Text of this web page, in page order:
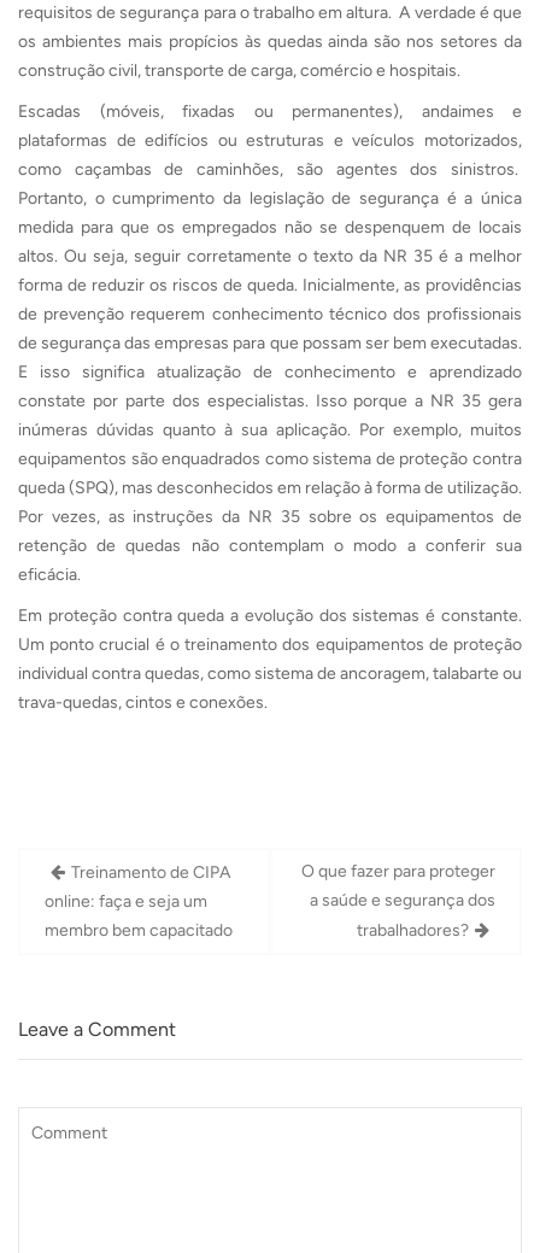
requisitos de segurança para o trabalho em altura. A verdade é que
os ambientes mais propícios às quedas ainda são nos setores da
construção civil, transporte de carga, comércio e hospitais.
Escadas (móveis, fixadas ou permanentes), andaimes e
plataformas de edifícios ou estruturas e veículos motorizados,
como caçambas de caminhões, são agentes dos sinistros.
Portanto, o cumprimento da legislação de segurança é a única
medida para que os empregados não se despenquem de locais
altos. Ou seja, seguir corretamente o texto da NR 35 é a melhor
forma de reduzir os riscos de queda. Inicialmente, as providências
de prevenção requerem conhecimento técnico dos profissionais
de segurança das empresas para que possam ser bem executadas.
E isso significa atualização de conhecimento e aprendizado
constate por parte dos especialistas. Isso porque a NR 35 gera
inúmeras dúvidas quanto à sua aplicação. Por exemplo, muitos
equipamentos são enquadrados como sistema de proteção contra
queda (SPQ), mas desconhecidos em relação à forma de utilização.
Por vezes, as instruções da NR 35 sobre os equipamentos de
retenção de quedas não contemplam o modo a conferir sua
eficácia.
Em proteção contra queda a evolução dos sistemas é constante.
Um ponto crucial é o treinamento dos equipamentos de proteção
individual contra quedas, como sistema de ancoragem, talabarte ou
trava-quedas, cintos e conexões.
Navegação
de
Post
Treinamento de CIPA
online: faça e seja um
membro bem capacitado
O que fazer para proteger
a saúde e segurança dos
trabalhadores?
Leave a Comment